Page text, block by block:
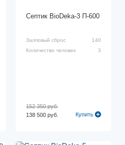
Септик BioDeka-3 П-600
Залповый сброс
140
Количество человек
3
138 500 руб.
152 350 руб.
Купить